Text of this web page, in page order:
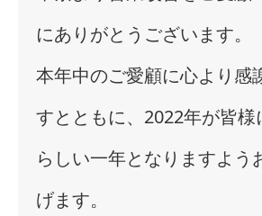
にありがとうございます。
本年中のご愛顧に心より感
すとともに、2022年が皆
らしい一年となりますよう
げます。